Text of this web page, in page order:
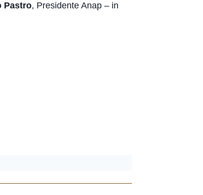
Pastro, Presidente Anap – in